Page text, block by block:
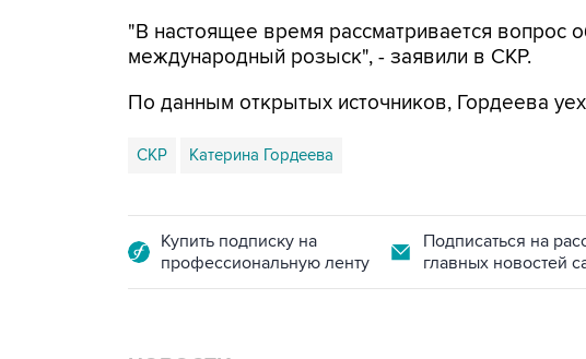
"В настоящее время рассматривается вопрос
международный розыск", - заявили в СКР.
По данным открытых источников, Гордеева
СКР Катерина Гордеева
Купить подписку на
профессиональную ленту
Подписаться на
главных новостей